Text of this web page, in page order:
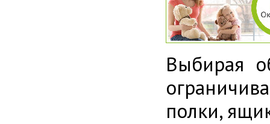
Выбирая
полки,